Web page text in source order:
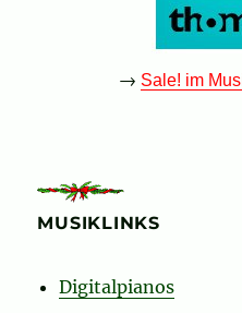
→ Sale! im
MUSIKLINKS
Digitalpianos